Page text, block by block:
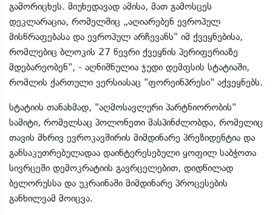
გამორიცხეს. მიუხედავად ამისა, მათ გამოსცეს
დეკლარაცია, რომელშიც „აღიარებენ ევროპულ
მისწრაფებასა და ევროპულ არჩევანს" იმ ქვეყნებისა,
რომლებიც ბლოკის 27 წევრი ქვეყნის პერიფერიაზე
მდებარეობენ", - აღნიშნულია ჯუდი დემფსის სტატიაში,
რომლის ქართული ვერსიასაც "ფორეინპრესი" აქვეყნებს.
სტატიის თანახმად, "აღმოსავლური პარტნიორობის"
სამიტი, რომელსაც პოლონეთი მასპინძლობდა, რომელიც
თავის მხრივ ევროკავშირის მიმდინარე პრეზიდენტია და
განსაკუთრებულადაა დაინტერესებული ყოფილ საბჭოთა
სივრცეში დემოკრატიის გავრცელებით, დიდწილად
ბელორუსსა და უკრაინაში მიმდინარე პროცესების
განხილვამ მოიცვა.